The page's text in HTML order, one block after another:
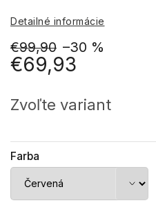
€99,90 –30 %
€69,93
cena:
Zvoľte variant
Farba
Detailné informácie